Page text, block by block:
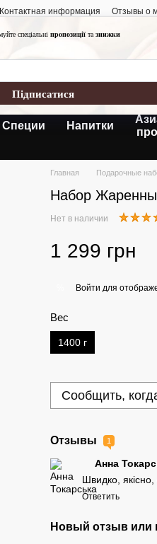
Контактная информация Отзывы о
График
Суббота-
Специи Напитки
Главная Подарочные
Набор
Нет в наличии
1 299 грн
Войти для
Вес
1400 г
Сообщить,
Отзывы 1
Анна
Швидко,
Ответить
Новый отзыв или